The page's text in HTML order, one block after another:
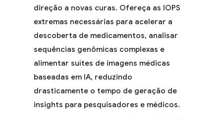
direção a novas curas. Ofereça as IOPS
extremas necessárias para acelerar a
descoberta de medicamentos, analisar
sequências genômicas complexas e
alimentar suítes de imagens médicas
baseadas em IA, reduzindo
drasticamente o tempo de geração de
insights para pesquisadores e médicos.